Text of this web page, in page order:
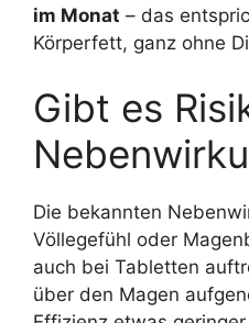
im Monat – das
Körperfett, ganz ohne
Gibt es
Die bekannten
Völlegefühl oder
auch bei Tabletten
über den Magen